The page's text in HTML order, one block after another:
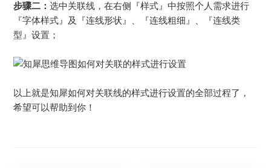
步骤二：选中关联线，在右侧『样式』中按照个人需求进行
『字体样式』及『连线形状』、『连线粗细』、『连线类
型』设置；
以上就是知犀如何对关联线的样式进行设置的全部过程了，
希望可以帮助到你！